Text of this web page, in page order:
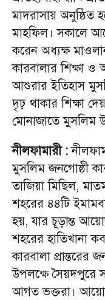
মাদরাসায়
মাহফিল। সকালে
করেন অধ্যক্ষ
কারবালার শিক্ষা
আশুরার ইতিহাস
দৃঢ় থাকার শিক্ষা
মোনাজাতে মুসলিম
নীলফামারী :
মুসলিম জনগোষ্ঠী
তাজিয়া মিছিল,
শহরের ৪৪টি
হয়, যার চূড়ান্ত
শহরের হাতিখানা
কারবালা
উপলক্ষে সৈয়দপুরে
আগত ভক্তরা।